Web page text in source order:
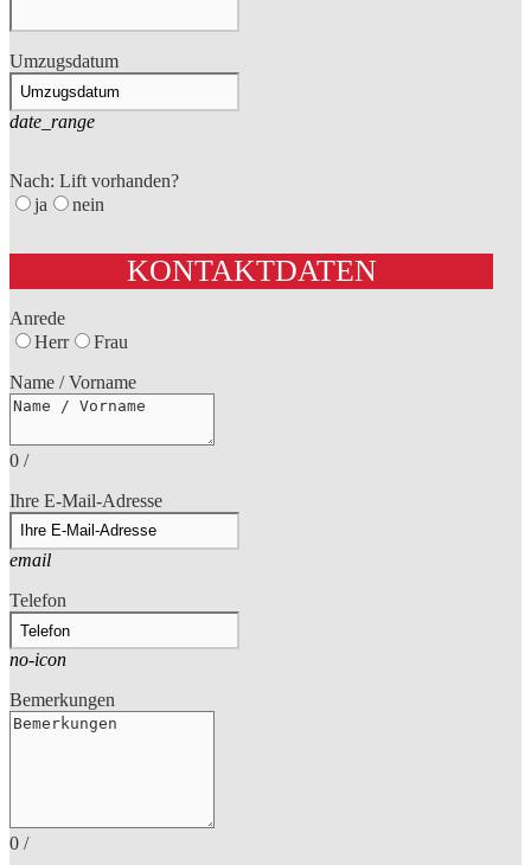
Umzugsdatum
date_range
Nach: Lift vorhanden?
ja
nein
KONTAKTDATEN
Anrede
Herr
Frau
Name / Vorname
0 /
Ihre E-Mail-Adresse
email
Telefon
no-icon
Bemerkungen
0 /